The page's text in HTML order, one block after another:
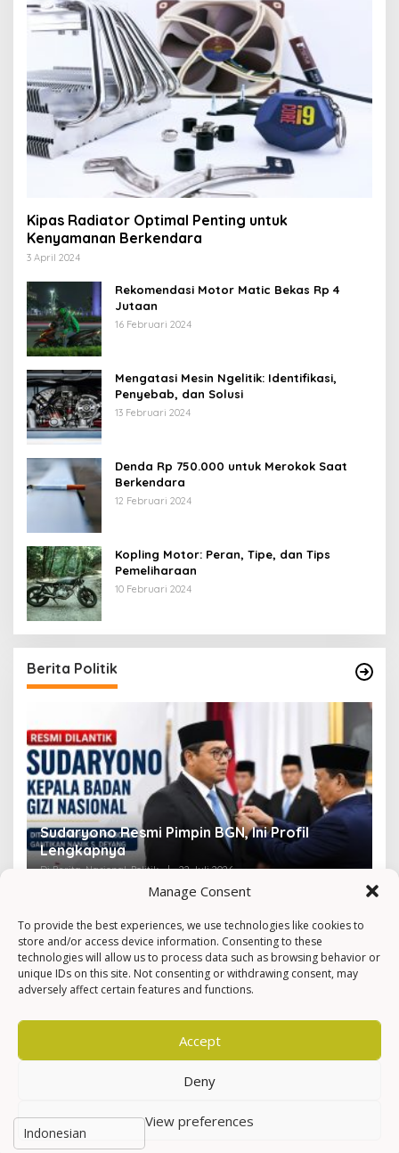
Manage Consent
To provide the best experiences, we use technologies like cookies to
store and/or access device information. Consenting to these
technologies will allow us to process data such as browsing behavior or
unique IDs on this site. Not consenting or withdrawing consent, may
adversely affect certain features and functions.
Accept
Deny
View preferences
Kipas Radiator Optimal Penting untuk
Kenyamanan Berkendara
3 April 2024
Rekomendasi Motor Matic Bekas Rp 4
Jutaan
16 Februari 2024
Mengatasi Mesin Ngelitik: Identifikasi,
Penyebab, dan Solusi
13 Februari 2024
Denda Rp 750.000 untuk Merokok Saat
Berkendara
12 Februari 2024
Kopling Motor: Peran, Tipe, dan Tips
Pemeliharaan
10 Februari 2024
Berita Politik
Sudaryono Resmi Pimpin BGN, Ini Profil
Lengkapnya
Di Berita, Nasional, Politik | 22 Juli 2026 Di
Hak Cipta © Newkarma
Privacy Policy & Terms of Service
Indeks Berita